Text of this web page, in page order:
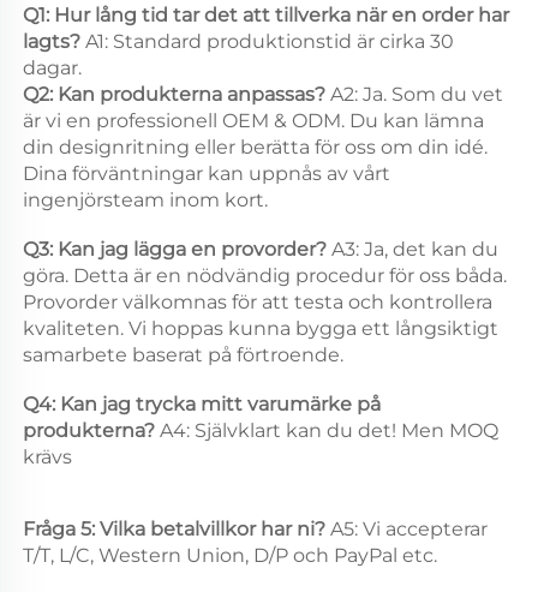
Q1: Hur lång tid tar det att tillverka när en order har
lagts? A1: Standard produktionstid är cirka 30
dagar.
Q2: Kan produkterna anpassas? A2: Ja. Som du vet
är vi en professionell OEM & ODM. Du kan lämna
din designritning eller berätta för oss om din idé.
Dina förväntningar kan uppnås av vårt
ingenjörsteam inom kort.
Q3: Kan jag lägga en provorder? A3: Ja, det kan du
göra. Detta är en nödvändig procedur för oss båda.
Provorder välkomnas för att testa och kontrollera
kvaliteten. Vi hoppas kunna bygga ett långsiktigt
samarbete baserat på förtroende.
Q4: Kan jag trycka mitt varumärke på
produkterna? A4: Självklart kan du det! Men MOQ
krävs
Fråga 5: Vilka betalvillkor har ni? A5: Vi accepterar
T/T, L/C, Western Union, D/P och PayPal etc.